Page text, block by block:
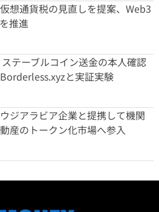
想通貨税の見直しを提案、Web3
推進
テーブルコイン送金の本人確認
と実証実験
ジアラビア企業と提携して機関
産のトークン化市場へ参入